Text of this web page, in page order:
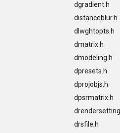
dgradient.h
distanceblur.h
dlwghtopts.h
dmatrix.h
dmodeling.h
dpresets.h
dprojobjs.h
dpsrmatrix.h
drsfile.h